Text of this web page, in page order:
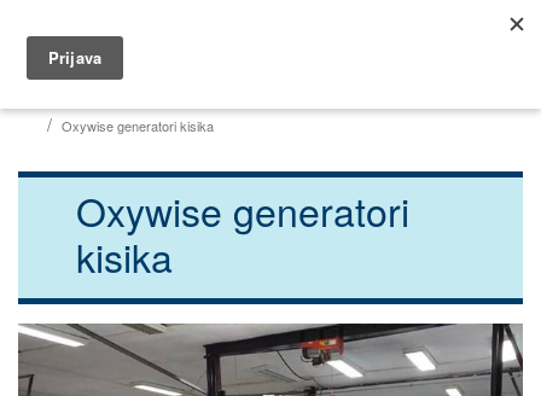
Oxywise generatori kisika
Oxywise generatori
kisika